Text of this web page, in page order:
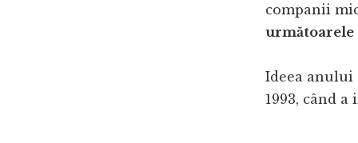
companii
următoarele
Ideea
1993, când